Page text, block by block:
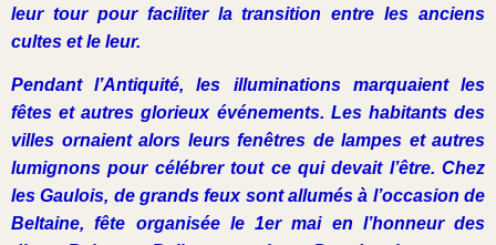
leur tour pour faciliter la transition entre les anciens
cultes et le leur.
Pendant l’Antiquité, les illuminations marquaient les
fêtes et autres glorieux événements. Les habitants des
villes ornaient alors leurs fenêtres de lampes et autres
lumignons pour célébrer tout ce qui devait l’être. Chez
les Gaulois, de grands feux sont allumés à l’occasion de
Beltaine, fête organisée le 1er mai en l’honneur des